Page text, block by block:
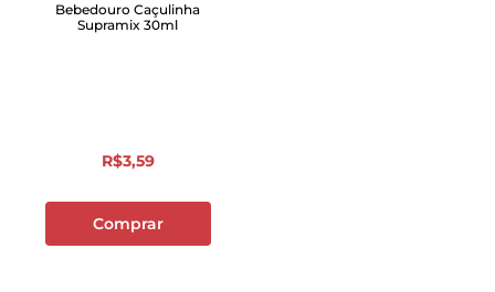
Bebedouro Caçulinha
Supramix 30ml
R$3,59
Comprar